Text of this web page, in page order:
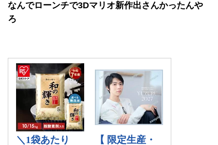
なんでローンチで3Dマリオ新作出さんかったんや
ろ